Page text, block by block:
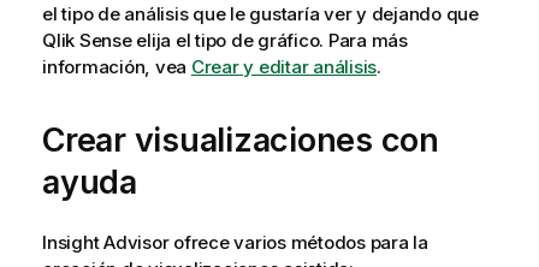
el tipo de análisis que le gustaría ver y dejando que
Qlik Senseelija el tipo de gráfico. Para más
información, vea Crear y editar análisis.
Crear visualizaciones con
ayuda
Insight Advisorofrece varios métodos para la